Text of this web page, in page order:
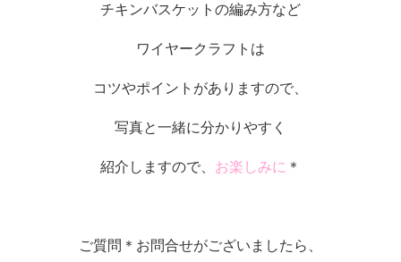
チキンバスケットの編み方など
ワイヤークラフトは
コツやポイントがありますので、
写真と一緒に分かりやすく
紹介しますので、 お楽しみに ＊
ご質問＊お問合せがございましたら、